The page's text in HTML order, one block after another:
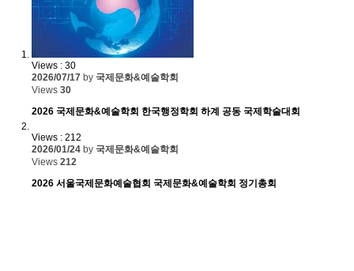
Views : 30
2026/07/17 by 국제문화&예술학회
Views 30
2026 국제문화&예술학회 한국행정학회 하계 공동 국제학술대회
Views : 212
2026/01/24 by 국제문화&예술학회
Views 212
2026 서울국제문화예술협회 국제문화&예술학회 정기총회